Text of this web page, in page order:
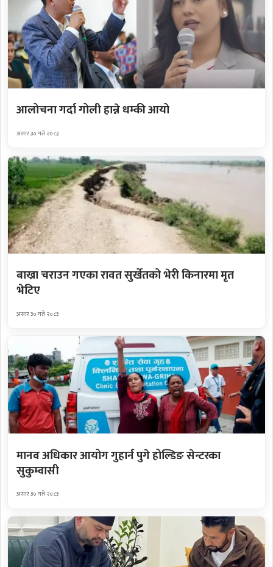
आलोचना गर्दा गोली हान्ने धम्की आयो
असार ३० गते २०८३
बाख्रा चराउन गएका रावत सुर्खेतको भेरी किनारमा मृत
भेटिए
असार ३० गते २०८३
मानव अधिकार आयोग गुहार्न पुगे होल्डिङ सेन्टरका
सुकुम्वासी
असार ३० गते २०८३